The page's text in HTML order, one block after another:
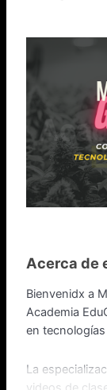
Acerca de
Bienvenidx a
Academia
en
La